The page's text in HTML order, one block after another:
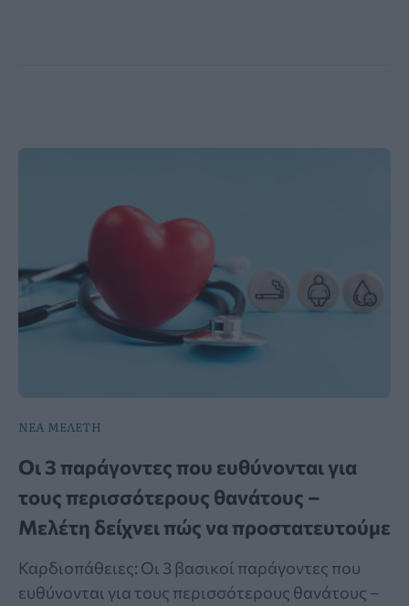
ΝΕΑ ΜΕΛΕΤΗ
Οι 3 παράγοντες που ευθύνονται για
τους περισσότερους θανάτους –
Μελέτη δείχνει πώς να προστατευτούμε
Καρδιοπάθειες: Οι 3 βασικοί παράγοντες που
ευθύνονται για τους περισσότερους θανάτους –